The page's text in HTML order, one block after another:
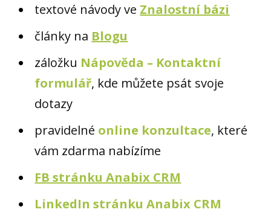
textové návody ve Znalostní bázi
články na Blogu
záložku Nápověda – Kontaktní
formulář, kde můžete psát svoje
dotazy
pravidelné online konzultace, které
vám zdarma nabízíme
FB stránku Anabix CRM
LinkedIn stránku Anabix CRM